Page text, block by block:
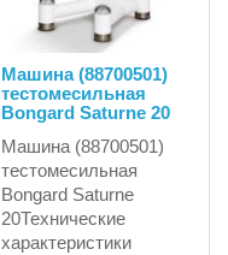
Машина (88700501)
тестомесильная
Bongard Saturne 20
Машина (88700501)
тестомесильная
Bongard Saturne
20Технические
характеристики